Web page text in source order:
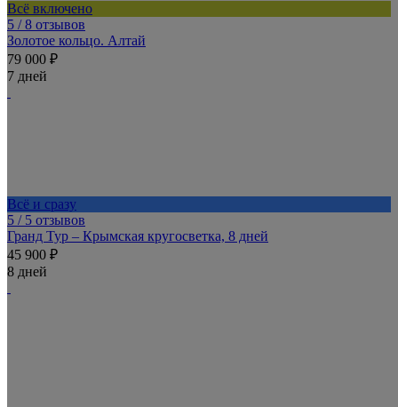
Всё включено
5 / 8 отзывов
Золотое кольцо. Алтай
79 000 ₽
7 дней
Всё и сразу
5 / 5 отзывов
Гранд Тур – Крымская кругосветка, 8 дней
45 900 ₽
8 дней